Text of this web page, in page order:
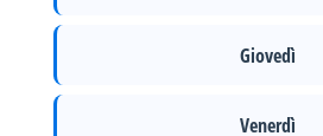
Giovedì
Venerdì